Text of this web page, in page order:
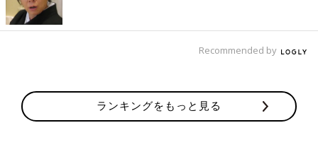
「ホントだね！」ぐらいしかリアクションしようがないのでした
（笑）。
Recommended by
ランキングをもっと見る